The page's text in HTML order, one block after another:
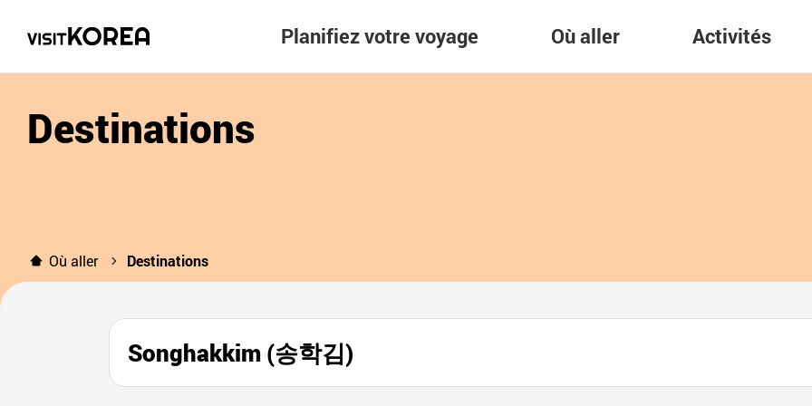
Planifiez votre voyage Où aller Activités
Destinations
Où aller Destinations
Songhakkim (송학김)